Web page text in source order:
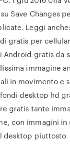
Save Changes
Leggi
gratis per
Android gratis da
immagine
in movimento e
desktop hd
gratis tante
con immagini
desktop piuttosto